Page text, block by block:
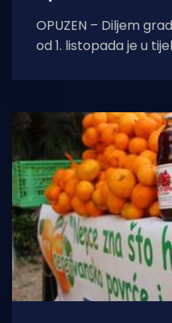
OPUZEN – Diljem
od 1. listopada je u